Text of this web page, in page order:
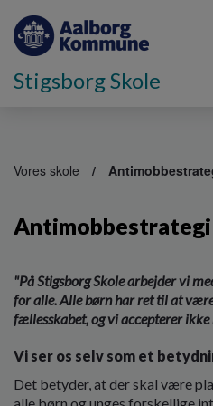
Stigsborg Skole
Vores skole
Antimobbestrategi
"På Stigsborg Skole arbejder vi
for alle. Alle børn har ret til at
fællesskabet, og vi accepterer ikke
Vi ser os selv som et
Det betyder, at der skal være
alle børn og unges forskellige